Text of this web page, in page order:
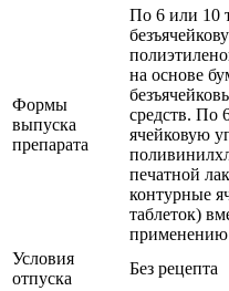
Формы
выпуска
препарата
По 6 или 10
на основе
средств. По
ячейковую
печатной
контурные
таблеток)
применению
Условия
отпуска
Без рецепта